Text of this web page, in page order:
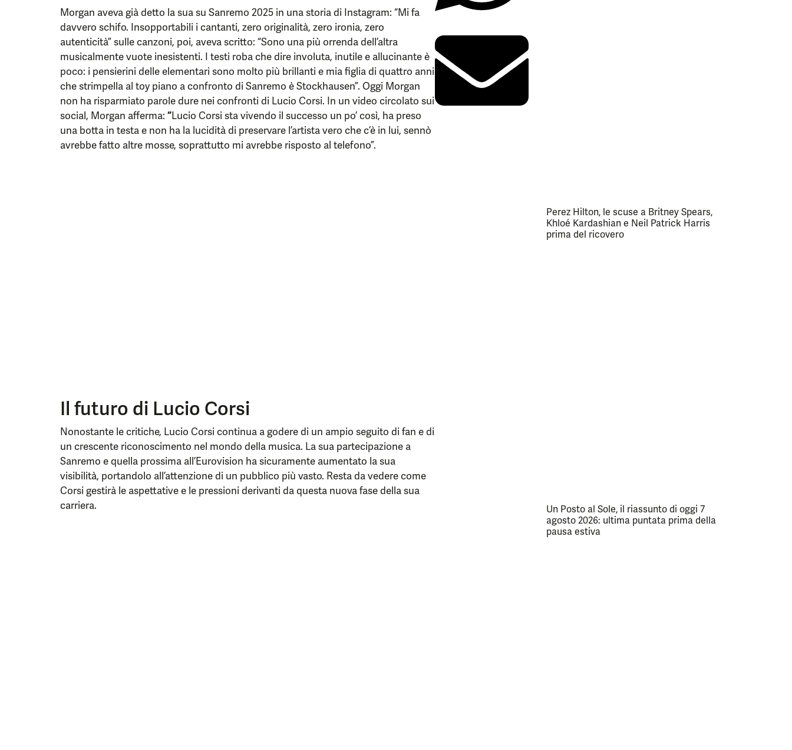
Morgan aveva già detto la sua su Sanremo 2025 in una storia di Instagram: “Mi fa
davvero schifo. Insopportabili i cantanti, zero originalità, zero ironia, zero
autenticità” sulle canzoni, poi, aveva scritto: “Sono una più orrenda dell’altra
musicalmente vuote inesistenti. I testi roba che dire involuta, inutile e allucinante è
poco: i pensierini delle elementari sono molto più brillanti e mia figlia di quattro anni
che strimpella al toy piano a confronto di Sanremo è Stockhausen”. Oggi Morgan
non ha risparmiato parole dure nei confronti di Lucio Corsi. In un video circolato sui
social, Morgan afferma: “Lucio Corsi sta vivendo il successo un po’ così, ha preso
una botta in testa e non ha la lucidità di preservare l’artista vero che c’è in lui, sennò
avrebbe fatto altre mosse, soprattutto mi avrebbe risposto al telefono”.
Il futuro di Lucio Corsi
Nonostante le critiche, Lucio Corsi continua a godere di un ampio seguito di fan e di
un crescente riconoscimento nel mondo della musica. La sua partecipazione a
Sanremo e quella prossima all’Eurovision ha sicuramente aumentato la sua
visibilità, portandolo all’attenzione di un pubblico più vasto. Resta da vedere come
Corsi gestirà le aspettative e le pressioni derivanti da questa nuova fase della sua
carriera.
Perez Hilton, le scuse a Britney Spears,
Khloé Kardashian e Neil Patrick Harris
prima del ricovero
Un Posto al Sole, il riassunto di oggi 7
agosto 2026: ultima puntata prima della
pausa estiva